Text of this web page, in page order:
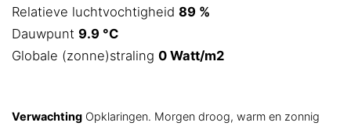
Relatieve luchtvochtigheid 89 %
Dauwpunt 9.9 °C
Globale (zonne)straling 0 Watt/m2
Verwachting Opklaringen. Morgen droog, warm en zonnig